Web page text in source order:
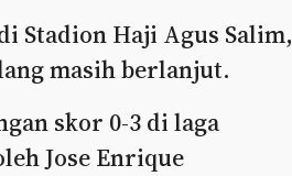
Stadion Haji Agus Salim,
masih berlanjut.
skor 0-3 di laga
Jose Enrique